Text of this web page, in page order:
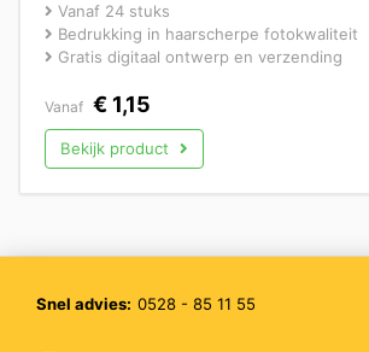
Vanaf 24 stuks
Bedrukking in haarscherpe fotokwaliteit
Gratis digitaal ontwerp en verzending
Vanaf € 1,15
Bekijk product
Snel advies: 0528 - 85 11 55